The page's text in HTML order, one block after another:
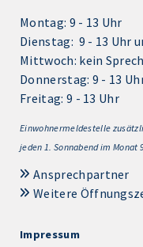
Montag: 9 - 13 Uhr
Dienstag: 9 - 13 Uhr
Mittwoch: kein
Donnerstag: 9 - 13
Freitag: 9 - 13 Uhr
Einwohnermeldestelle
jeden 1. Sonnabend im Monat
Ansprechpartner
Weitere
Impressum